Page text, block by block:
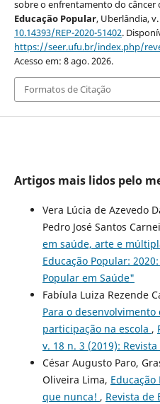
sobre o enfrentamento do câncer
Educação Popular, Uberlândia, v.
10.14393/REP-2020-51402.
https://seer.ufu.br/index.php/
Acesso em: 8 ago. 2026.
Formatos de Citação
Artigos mais lidos pelo
Vera Lúcia de Azevedo
Pedro José Santos
em saúde, arte e
Educação Popular:
Popular em Saúde"
Fabíula Luiza Rezende
Para o
participação na escola ,
v. 18 n. 3 (2019):
César Augusto Paro,
Oliveira Lima,
que nunca! , Revista de